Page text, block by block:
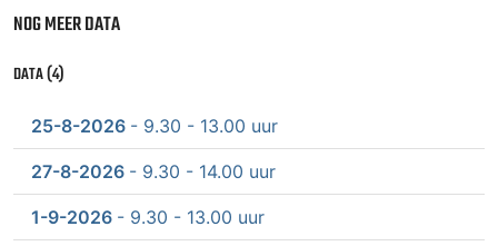
NOG MEER DATA
DATA (4)
25-8-2026 - 9.30 - 13.00 uur
27-8-2026 - 9.30 - 14.00 uur
1-9-2026 - 9.30 - 13.00 uur